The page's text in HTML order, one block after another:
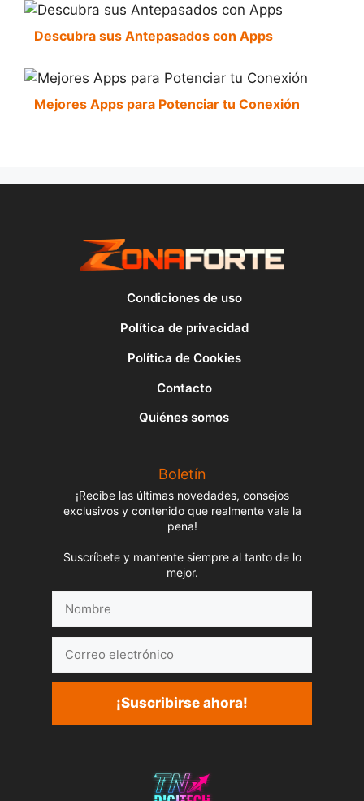
Descubra sus Antepasados con Apps
Mejores Apps para Potenciar tu Conexión
Condiciones de uso
Política de privacidad
Política de Cookies
Contacto
Quiénes somos
Boletín
¡Recibe las últimas novedades, consejos
exclusivos y contenido que realmente vale la
pena!
Suscríbete y mantente siempre al tanto de lo
mejor.
electrónico
¡Suscribirse ahora!